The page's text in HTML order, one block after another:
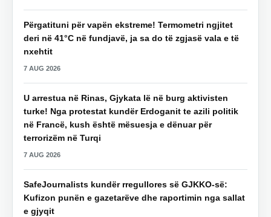
Përgatituni për vapën ekstreme! Termometri ngjitet
deri në 41°C në fundjavë, ja sa do të zgjasë vala e të
nxehtit
7 AUG 2026
U arrestua në Rinas, Gjykata lë në burg aktivisten
turke! Nga protestat kundër Erdoganit te azili politik
në Francë, kush është mësuesja e dënuar për
terrorizëm në Turqi
7 AUG 2026
SafeJournalists kundër rregullores së GJKKO-së:
Kufizon punën e gazetarëve dhe raportimin nga sallat
e gjyqit